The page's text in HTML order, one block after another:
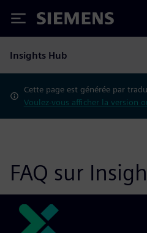
Siemens
Insights Hub
Cette page est générée par
Voulez-vous afficher la version
FAQ sur